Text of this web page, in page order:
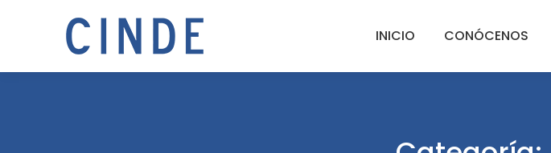
INICIO CONÓCENOS